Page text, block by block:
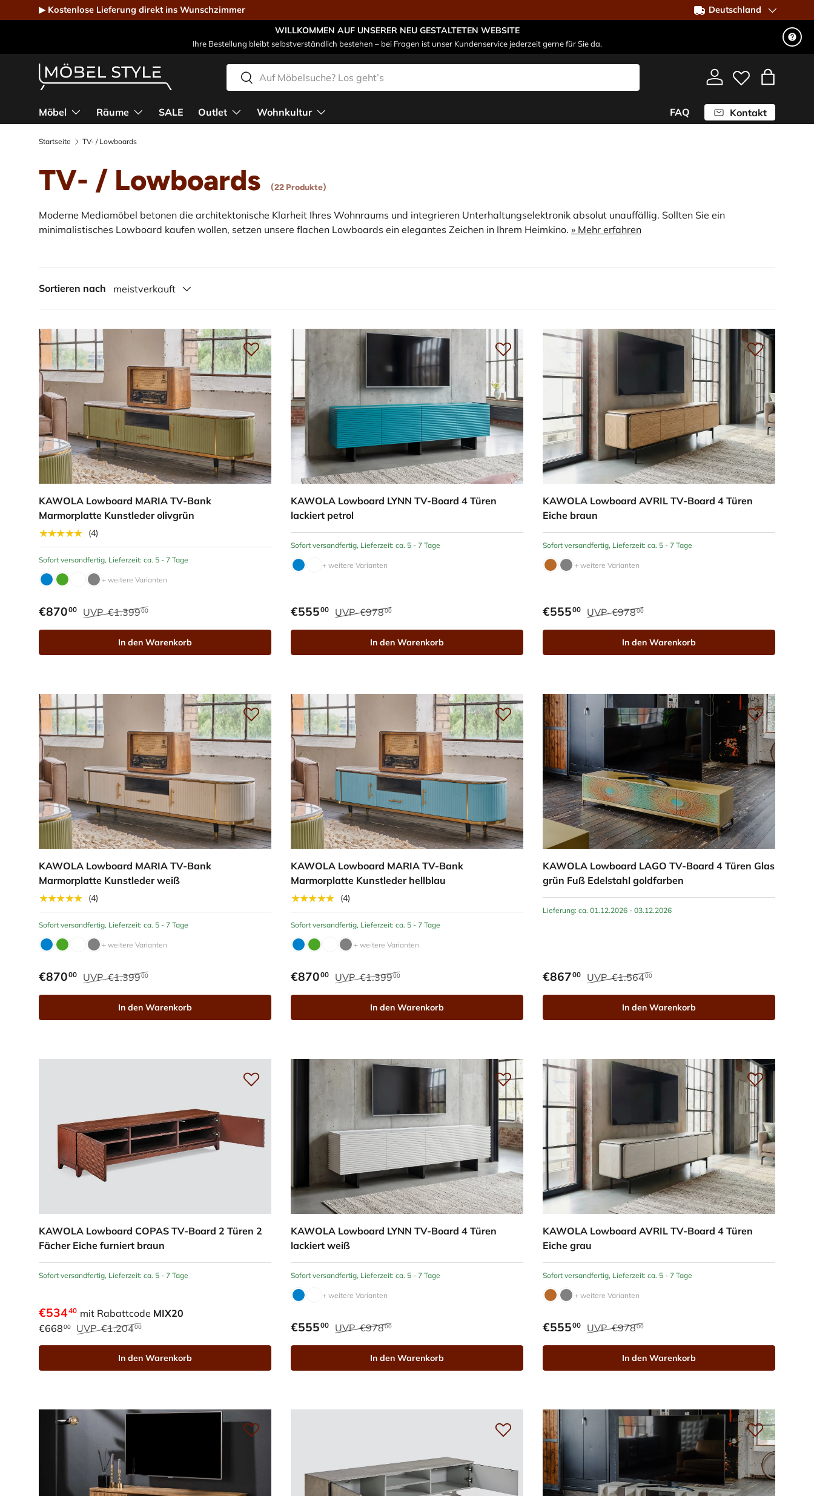
Direkt zum Inhalt
▶ Kostenlose Lieferung direkt ins Wunschzimmer
Deutschland
WILLKOMMEN AUF UNSERER NEU GESTALTETEN WEBSITE
Ihre Bestellung bleibt selbstverständlich bestehen – bei Fragen ist unser Kundenservice jederzeit gerne für Sie da.
Suchen
Suchen
Einloggen
Möbel Räume SALE Outlet Wohnkultur FAQ Kontakt
Startseite TV- / Lowboards
TV- / Lowboards (22 Produkte)
Moderne Mediamöbel betonen die architektonische Klarheit Ihres Wohnraums und integrieren Unterhaltungselektronik absolut unauffällig. Sollten Sie ein
minimalistisches Lowboard kaufen wollen, setzen unsere flachen Lowboards ein elegantes Zeichen in Ihrem Heimkino. » Mehr erfahren
Sortieren nach meistverkauft
KAWOLA Lowboard MARIA TV-Bank
Marmorplatte Kunstleder olivgrün
★★★★★
(4)
Sofort versandfertig, Lieferzeit: ca. 5 - 7 Tage
+ weitere Varianten
€87000 UVP €1.39900
In den Warenkorb
KAWOLA Lowboard LYNN TV-Board 4 Türen
lackiert petrol
Sofort versandfertig, Lieferzeit: ca. 5 - 7 Tage
+ weitere Varianten
€55500 UVP €97800
In den Warenkorb
KAWOLA Lowboard AVRIL TV-Board 4 Türen
Eiche braun
Sofort versandfertig, Lieferzeit: ca. 5 - 7 Tage
+ weitere Varianten
€55500 UVP €97800
In den Warenkorb
KAWOLA Lowboard MARIA TV-Bank
Marmorplatte Kunstleder weiß
★★★★★
(4)
Sofort versandfertig, Lieferzeit: ca. 5 - 7 Tage
+ weitere Varianten
€87000 UVP €1.39900
In den Warenkorb
KAWOLA Lowboard MARIA TV-Bank
Marmorplatte Kunstleder hellblau
★★★★★
(4)
Sofort versandfertig, Lieferzeit: ca. 5 - 7 Tage
+ weitere Varianten
€87000 UVP €1.39900
In den Warenkorb
KAWOLA Lowboard LAGO TV-Board 4 Türen Glas
grün Fuß Edelstahl goldfarben
Lieferung: ca. 01.12.2026 - 03.12.2026
€86700 UVP €1.56400
In den Warenkorb
KAWOLA Lowboard COPAS TV-Board 2 Türen 2
Fächer Eiche furniert braun
Sofort versandfertig, Lieferzeit: ca. 5 - 7 Tage
€53440 mit Rabattcode MIX20
€66800 UVP €1.20400
In den Warenkorb
KAWOLA Lowboard LYNN TV-Board 4 Türen
lackiert weiß
Sofort versandfertig, Lieferzeit: ca. 5 - 7 Tage
+ weitere Varianten
€55500 UVP €97800
In den Warenkorb
KAWOLA Lowboard AVRIL TV-Board 4 Türen
Eiche grau
Sofort versandfertig, Lieferzeit: ca. 5 - 7 Tage
+ weitere Varianten
€55500 UVP €97800
In den Warenkorb